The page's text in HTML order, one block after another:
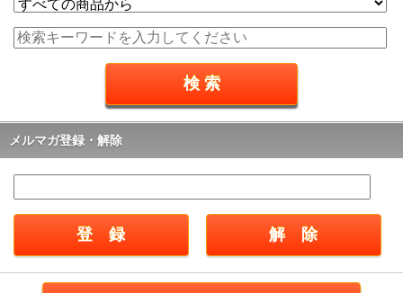
メルマガ登録・解除